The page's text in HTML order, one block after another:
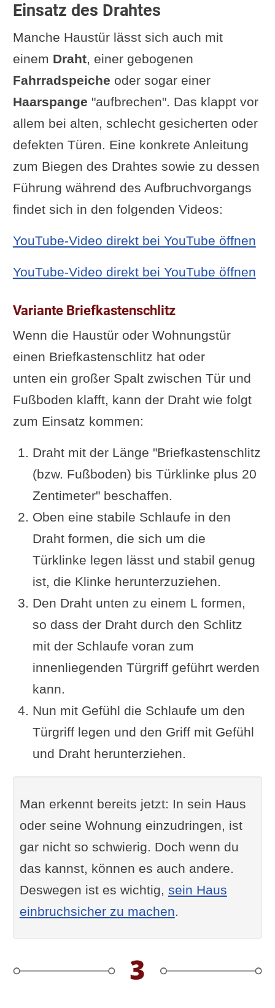
Einsatz des Drahtes
Manche Haustür lässt sich auch mit
einem Draht, einer gebogenen
Fahrradspeiche oder sogar einer
Haarspange "aufbrechen". Das klappt vor
allem bei alten, schlecht gesicherten oder
defekten Türen. Eine konkrete Anleitung
zum Biegen des Drahtes sowie zu dessen
Führung während des Aufbruchvorgangs
findet sich in den folgenden Videos:
YouTube-Video direkt bei YouTube öffnen
YouTube-Video direkt bei YouTube öffnen
Variante Briefkastenschlitz
Wenn die Haustür oder Wohnungstür
einen Briefkastenschlitz hat oder
unten ein großer Spalt zwischen Tür und
Fußboden klafft, kann der Draht wie folgt
zum Einsatz kommen:
Draht mit der Länge "Briefkastenschlitz
(bzw. Fußboden) bis Türklinke plus 20
Zentimeter" beschaffen.
Oben eine stabile Schlaufe in den
Draht formen, die sich um die
Türklinke legen lässt und stabil genug
ist, die Klinke herunterzuziehen.
Den Draht unten zu einem L formen,
so dass der Draht durch den Schlitz
mit der Schlaufe voran zum
innenliegenden Türgriff geführt werden
kann.
Nun mit Gefühl die Schlaufe um den
Türgriff legen und den Griff mit Gefühl
und Draht herunterziehen.
Man erkennt bereits jetzt: In sein Haus
oder seine Wohnung einzudringen, ist
gar nicht so schwierig. Doch wenn du
das kannst, können es auch andere.
Deswegen ist es wichtig, sein Haus
einbruchsicher zu machen.